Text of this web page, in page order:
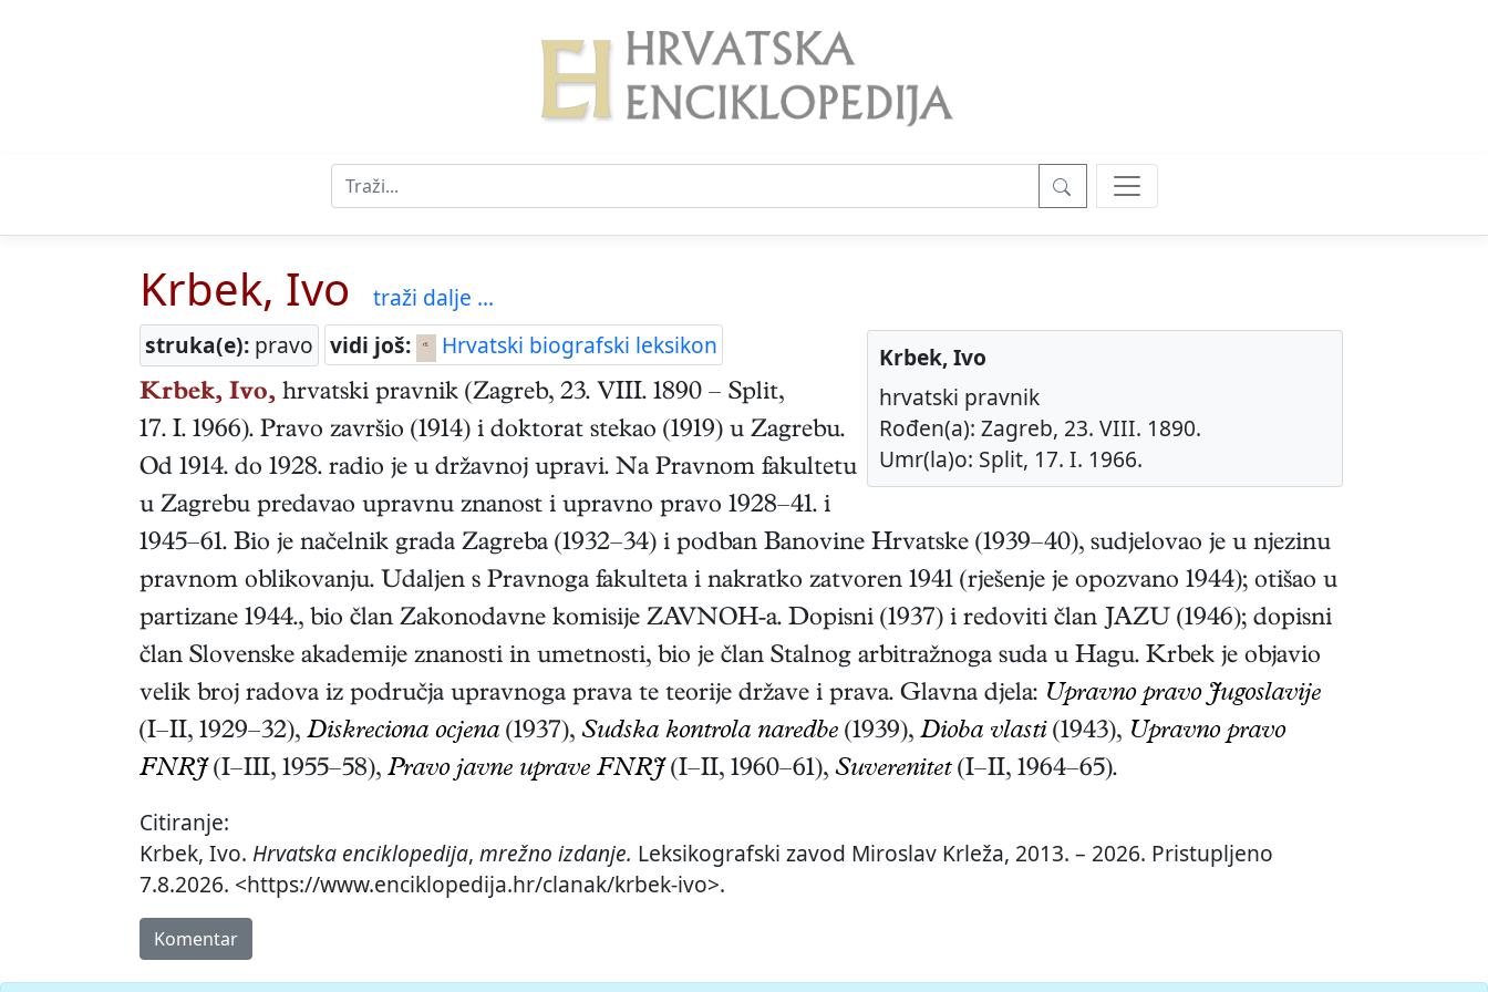
Krbek, Ivo
traži dalje ...
struka(e): pravo vidi još: Hrvatski biografski leksikon
Krbek, Ivo
hrvatski pravnik
Rođen(a): Zagreb, 23. VIII. 1890.
Umr(la)o: Split, 17. I. 1966.
Krbek, Ivo, hrvatski pravnik (Zagreb, 23. VIII. 1890 – Split,
17. I. 1966). Pravo završio (1914) i doktorat stekao (1919) u Zagrebu.
Od 1914. do 1928. radio je u državnoj upravi. Na Pravnom fakultetu
u Zagrebu predavao upravnu znanost i upravno pravo 1928–41. i
1945–61. Bio je načelnik grada Zagreba (1932–34) i podban Banovine Hrvatske (1939–40), sudjelovao je u njezinu
pravnom oblikovanju. Udaljen s Pravnoga fakulteta i nakratko zatvoren 1941 (rješenje je opozvano 1944); otišao u
partizane 1944., bio član Zakonodavne komisije ZAVNOH-a. Dopisni (1937) i redoviti član JAZU (1946); dopisni
član Slovenske akademije znanosti in umetnosti, bio je član Stalnog arbitražnoga suda u Hagu. Krbek je objavio
velik broj radova iz područja upravnoga prava te teorije države i prava. Glavna djela: Upravno pravo Jugoslavije
(I–II, 1929–32), Diskreciona ocjena (1937), Sudska kontrola naredbe (1939), Dioba vlasti (1943), Upravno pravo
FNRJ(I–III, 1955–58), Pravo javne uprave FNRJ(I–II, 1960–61), Suverenitet(I–II, 1964–65).
Citiranje:
Krbek, Ivo. Hrvatska enciklopedija, mrežno izdanje. Leksikografski zavod Miroslav Krleža, 2013. – 2026. Pristupljeno
7.8.2026. <https://www.enciklopedija.hr/clanak/krbek-ivo>.
Komentar